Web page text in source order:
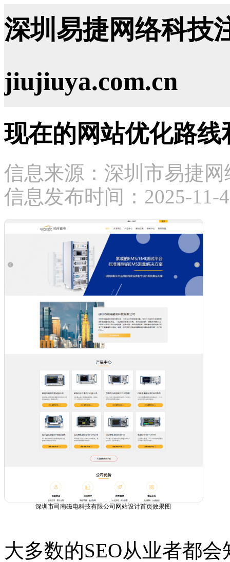
深圳易捷网络科技
jiujiuya.com.cn
现在的网站优化路线
信息来源：深圳市易捷
信息发布时间：2025-11-
深圳市司南磁电科技有限公司网站设计首页效果图
大多数的SEO从业者都